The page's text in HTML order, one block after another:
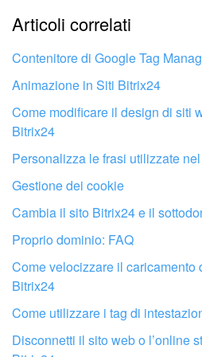
Per impostazione predefinita,
tipo Google Analytics 4. Per creare
abilita l'opzioneCrea una
Puoi saltare questo
di Google Analytics 4.
Troppo breve, ho bisogno di
Non mi soddisfa come
Fai configurare il
Articoli correlati
Contenitore di Google Tag
Animazione in Siti Bitrix24
Come modificare il design di siti
Bitrix24
Personalizza le frasi utilizzate
Gestione dei cookie
Cambia il sito Bitrix24 e il
Proprio dominio: FAQ
Come velocizzare il caricamento
Bitrix24
Come utilizzare i tag di
Disconnetti il ​​sito web o l’online